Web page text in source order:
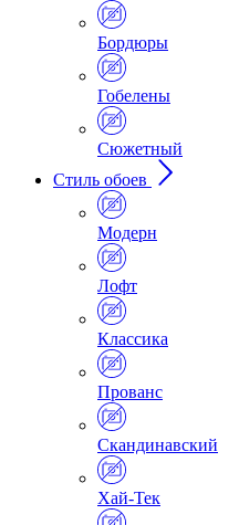
Бордюры
Гобелены
Сюжетный
Стиль обоев
Модерн
Лофт
Классика
Прованс
Скандинавский
Хай-Тек